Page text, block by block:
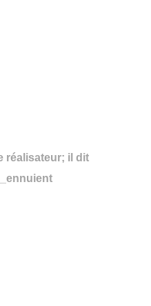
réalisateur; il dit